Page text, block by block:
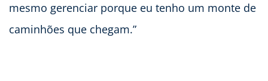
mesmo gerenciar porque eu tenho um monte de
caminhões que chegam.”